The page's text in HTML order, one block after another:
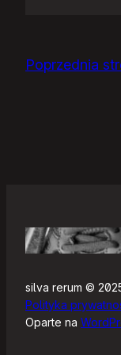
Poprzednia
silva rerum ©
Polityka
Oparte na